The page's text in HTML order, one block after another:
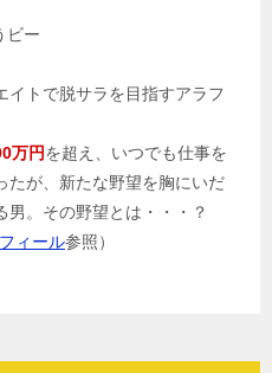
ビー
イトで脱サラを目指すアラフ
万円を超え、いつでも仕事を
たが、新たな野望を胸にいだ
男。その野望とは・・・？
ィール参照）